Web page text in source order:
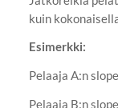
kuin
Esimerkki:
Pelaaja A:n
Pelaaja B:n